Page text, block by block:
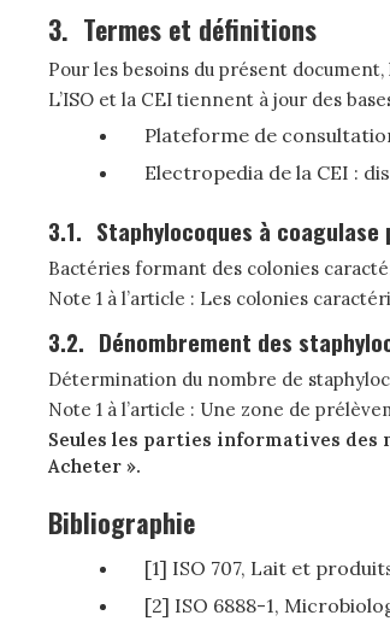
3. Termes et définitions
Pour les besoins du présent
L’ISO et la CEI tiennent à jour des
Plateforme de
Electropedia de la CEI :
3.1. Staphylocoques à coagulase
Bactéries formant des colonies
Note 1 à l’article : Les colonies
3.2. Dénombrement des
Détermination du nombre de
Note 1 à l’article : Une zone de
Seules les parties informatives des
Acheter ».
Bibliographie
[1] ISO 707, Lait et
[2] ISO 6888-1,